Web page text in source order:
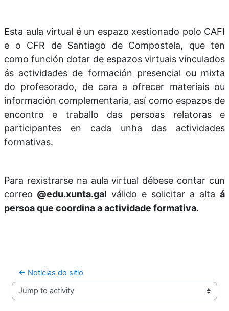
Esta aula virtual é un espazo xestionado polo CAFI
e o CFR de Santiago de Compostela, que ten
como función dotar de espazos virtuais vinculados
ás actividades de formación presencial ou mixta
do profesorado, de cara a ofrecer materiais ou
información complementaria, así como espazos de
encontro e traballo das persoas relatoras e
participantes en cada unha das actividades
formativas.
Para rexistrarse na aula virtual débese contar cun
correo @edu.xunta.gal válido e solicitar a alta á
persoa que coordina a actividade formativa.
← Noticias do sitio
Jump to activity